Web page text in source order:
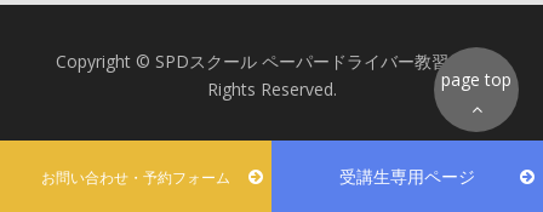
page top
Copyright © SPDスクール ペーパードライバー教習所 All
Rights Reserved.
お問い合わせ・予約フォーム 受講生専用ページ